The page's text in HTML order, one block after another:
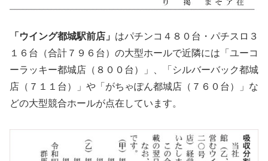
「ウイング都城駅前店」 はパチンコ４８０台・パチスロ３
１６台（合計７９６台）の大型ホールで近隣には「ユーコ
ーラッキー都城店（８００台）」、「シルバーバック都城
店（７１１台）」や「がちゃぽん都城店（７６０台）」な
どの大型競合ホールが点在しています。